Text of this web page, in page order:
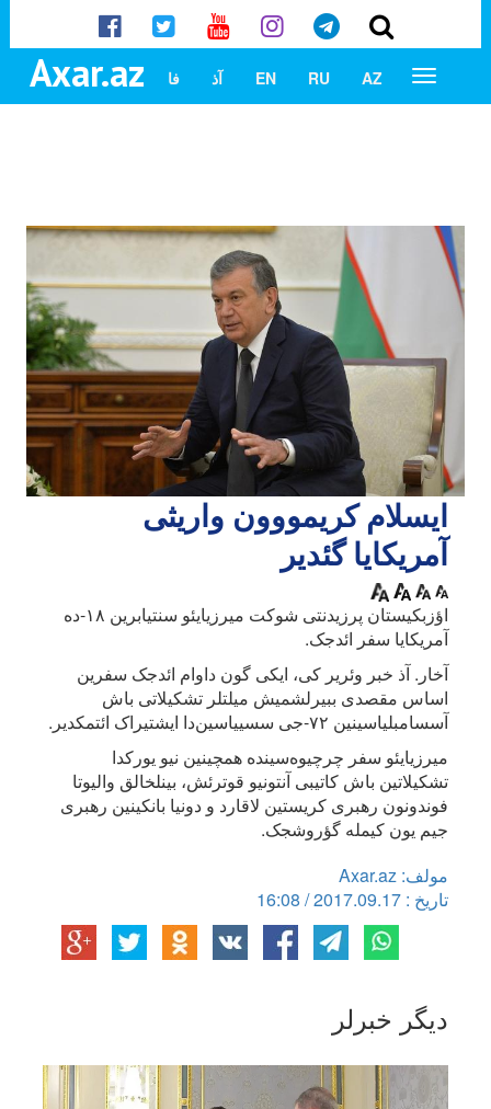
Axar.az AZ
RU
EN آذ فا
ایسلام کریمووون واریثی
آمریکایا گئدیر
اؤزبکیستان پرزیدنتی شوکت میرزیایئو سنتیابرین ۱۸-ده
آمریکایا سفر ائد‌جک.
آخار. آذ خبر وئریر کی، ایکی گون داوام ائد‌جک سفرین
اساس مقصدی ببیرلشمیش میلتلر تشکیلاتی باش
آسسامبلیاسینین ۷۲-جی سسییاسین‌دا ایشتیراک ائتمکدیر.
میرزیایئو سفر چرچیوه‌سینده همچینین نیو یورکدا
تشکیلاتین باش کاتیبی آنتونیو قوترئش، بینلخالق والیوتا
فوندونون رهبری کریستین لاقارد و دونیا بانکینین رهبری
جیم یون کیمله گؤروشجک.
مولف: Axar.az
تاریخ : 2017.09.17 / 16:08
دیگر خبرلر